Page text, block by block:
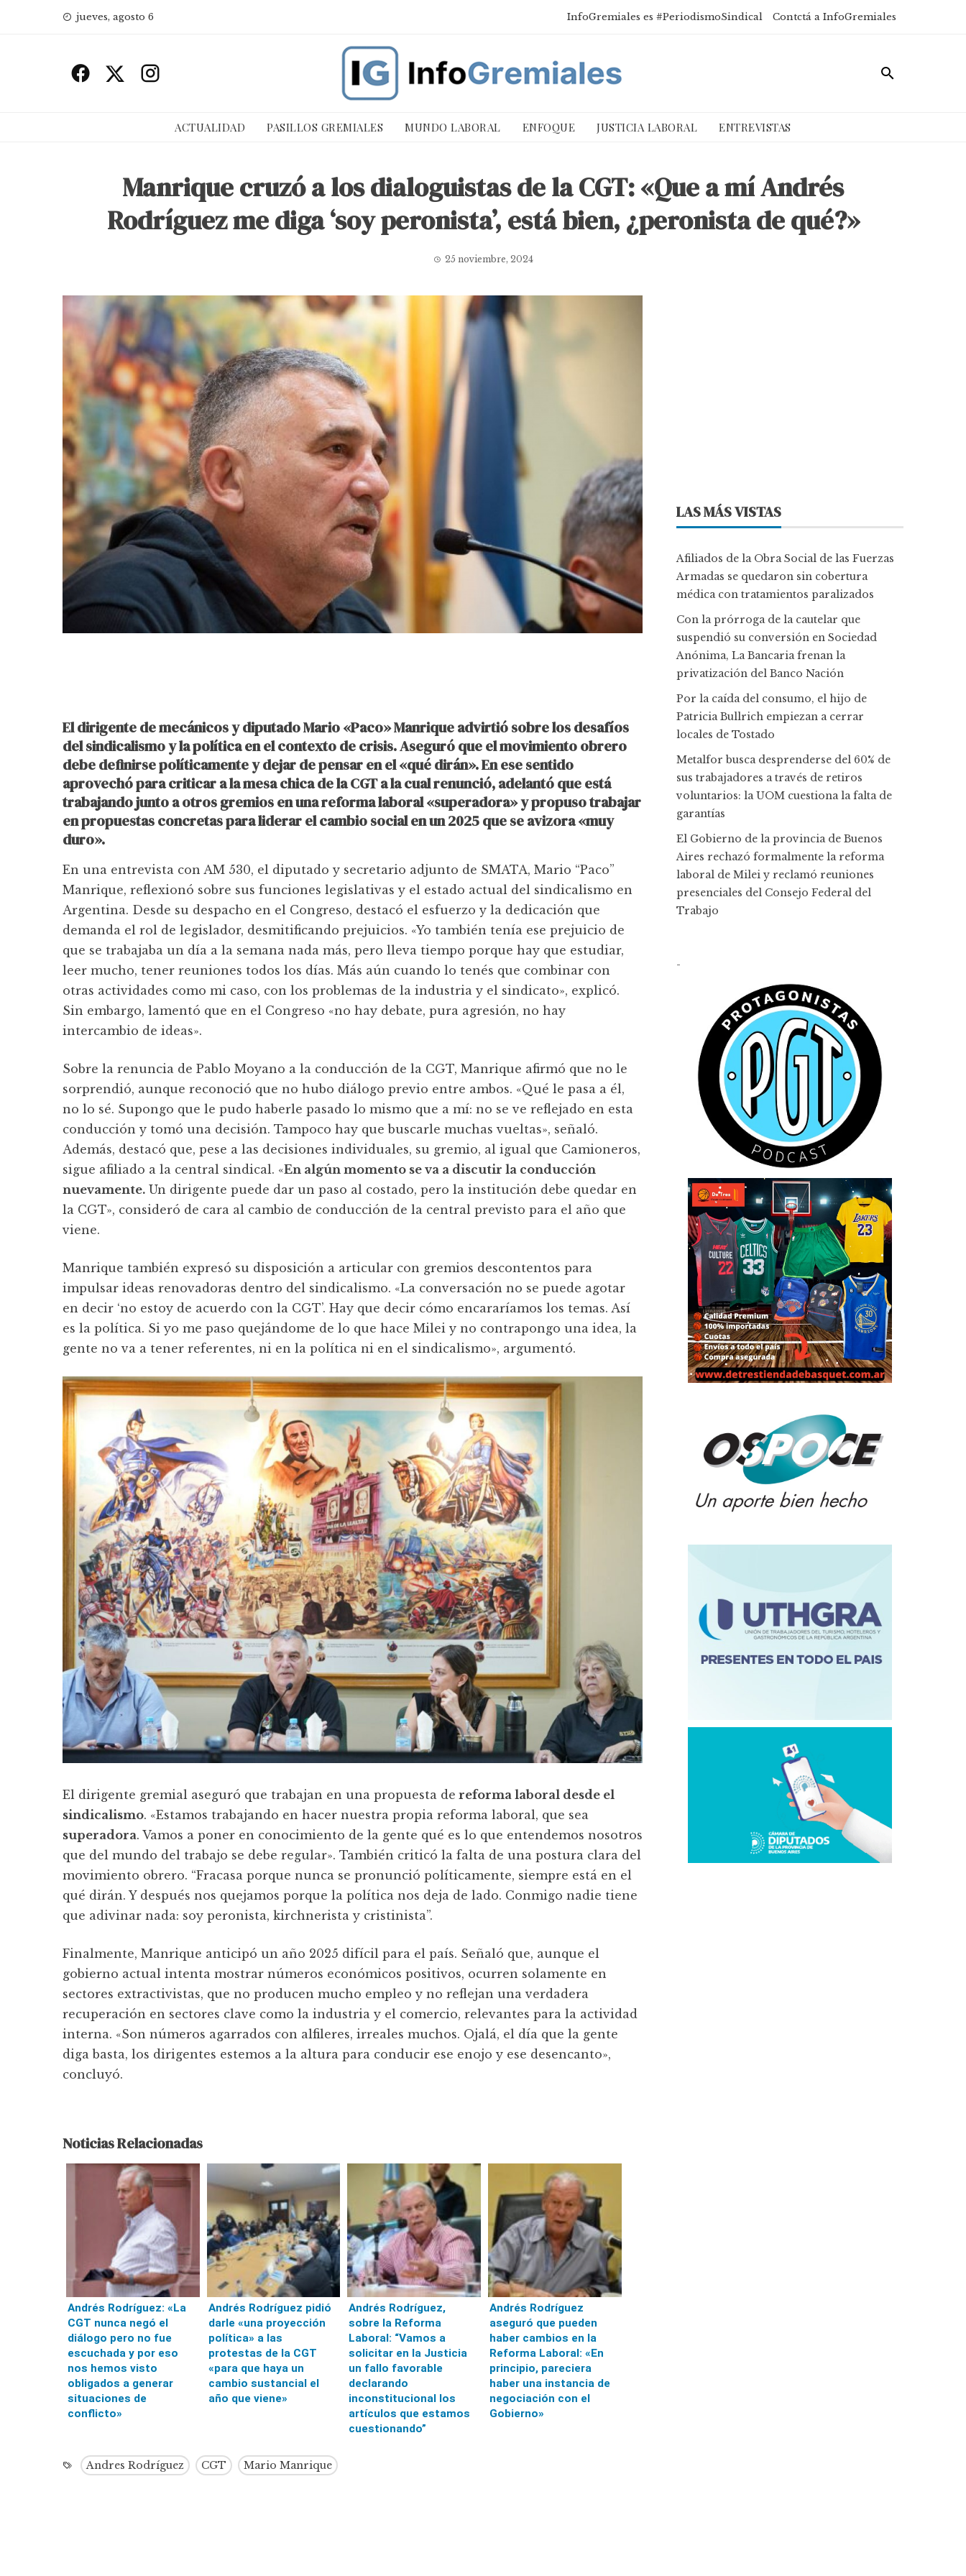
jueves, agosto 6 InfoGremiales es #PeriodismoSindical Contctá a InfoGremiales
ACTUALIDAD PASILLOS GREMIALES MUNDO LABORAL ENFOQUE JUSTICIA LABORAL ENTREVISTAS
Manrique cruzó a los dialoguistas de la CGT: «Que a mí Andrés
Rodríguez me diga ‘soy peronista’, está bien, ¿peronista de qué?»
25 noviembre, 2024
El dirigente de mecánicos y diputado Mario «Paco» Manrique advirtió sobre los desafíos
del sindicalismo y la política en el contexto de crisis. Aseguró que el movimiento obrero
debe definirse políticamente y dejar de pensar en el «qué dirán». En ese sentido
aprovechó para criticar a la mesa chica de la CGT a la cual renunció, adelantó que está
trabajando junto a otros gremios en una reforma laboral «superadora» y propuso trabajar
en propuestas concretas para liderar el cambio social en un 2025 que se avizora «muy
duro».
En una entrevista con AM 530, el diputado y secretario adjunto de SMATA, Mario “Paco”
Manrique, reflexionó sobre sus funciones legislativas y el estado actual del sindicalismo en
Argentina. Desde su despacho en el Congreso, destacó el esfuerzo y la dedicación que
demanda el rol de legislador, desmitificando prejuicios. «Yo también tenía ese prejuicio de
que se trabajaba un día a la semana nada más, pero lleva tiempo porque hay que estudiar,
leer mucho, tener reuniones todos los días. Más aún cuando lo tenés que combinar con
otras actividades como mi caso, con los problemas de la industria y el sindicato», explicó.
Sin embargo, lamentó que en el Congreso «no hay debate, pura agresión, no hay
intercambio de ideas».
Sobre la renuncia de Pablo Moyano a la conducción de la CGT, Manrique afirmó que no le
sorprendió, aunque reconoció que no hubo diálogo previo entre ambos. «Qué le pasa a él,
no lo sé. Supongo que le pudo haberle pasado lo mismo que a mí: no se ve reflejado en esta
conducción y tomó una decisión. Tampoco hay que buscarle muchas vueltas», señaló.
Además, destacó que, pese a las decisiones individuales, su gremio, al igual que Camioneros,
sigue afiliado a la central sindical. «En algún momento se va a discutir la conducción
nuevamente. Un dirigente puede dar un paso al costado, pero la institución debe quedar en
la CGT», consideró de cara al cambio de conducción de la central previsto para el año que
viene.
Manrique también expresó su disposición a articular con gremios descontentos para
impulsar ideas renovadoras dentro del sindicalismo. «La conversación no se puede agotar
en decir ‘no estoy de acuerdo con la CGT’. Hay que decir cómo encararíamos los temas. Así
es la política. Si yo me paso quejándome de lo que hace Milei y no contrapongo una idea, la
gente no va a tener referentes, ni en la política ni en el sindicalismo», argumentó.
El dirigente gremial aseguró que trabajan en una propuesta de reforma laboral desde el
sindicalismo. «Estamos trabajando en hacer nuestra propia reforma laboral, que sea
superadora. Vamos a poner en conocimiento de la gente qué es lo que entendemos nosotros
que del mundo del trabajo se debe regular». También criticó la falta de una postura clara del
movimiento obrero. “Fracasa porque nunca se pronunció políticamente, siempre está en el
qué dirán. Y después nos quejamos porque la política nos deja de lado. Conmigo nadie tiene
que adivinar nada: soy peronista, kirchnerista y cristinista”.
Finalmente, Manrique anticipó un año 2025 difícil para el país. Señaló que, aunque el
gobierno actual intenta mostrar números económicos positivos, ocurren solamente en
sectores extractivistas, que no producen mucho empleo y no reflejan una verdadera
recuperación en sectores clave como la industria y el comercio, relevantes para la actividad
interna. «Son números agarrados con alfileres, irreales muchos. Ojalá, el día que la gente
diga basta, los dirigentes estemos a la altura para conducir ese enojo y ese desencanto»,
concluyó.
Noticias Relacionadas
Andrés Rodríguez: «La
CGT nunca negó el
diálogo pero no fue
escuchada y por eso
nos hemos visto
obligados a generar
situaciones de
conflicto»
Andrés Rodríguez pidió
darle «una proyección
política» a las
protestas de la CGT
«para que haya un
cambio sustancial el
año que viene»
Andrés Rodríguez,
sobre la Reforma
Laboral: “Vamos a
solicitar en la Justicia
un fallo favorable
declarando
inconstitucional los
artículos que estamos
cuestionando”
Andrés Rodríguez
aseguró que pueden
haber cambios en la
Reforma Laboral: «En
principio, pareciera
haber una instancia de
negociación con el
Gobierno»
Andres Rodríguez CGT Mario Manrique
LAS MÁS VISTAS
Afiliados de la Obra Social de las Fuerzas
Armadas se quedaron sin cobertura
médica con tratamientos paralizados
Con la prórroga de la cautelar que
suspendió su conversión en Sociedad
Anónima, La Bancaria frenan la
privatización del Banco Nación
Por la caída del consumo, el hijo de
Patricia Bullrich empiezan a cerrar
locales de Tostado
Metalfor busca desprenderse del 60% de
sus trabajadores a través de retiros
voluntarios: la UOM cuestiona la falta de
garantías
El Gobierno de la provincia de Buenos
Aires rechazó formalmente la reforma
laboral de Milei y reclamó reuniones
presenciales del Consejo Federal del
Trabajo
-